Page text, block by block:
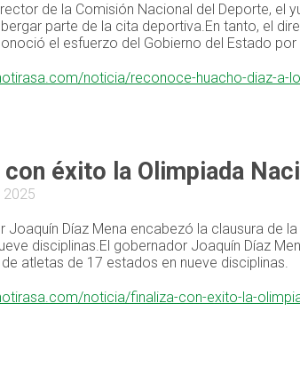
de la Comisión Nacional del Deporte,
parte de la cita deportiva.En tanto, el
el esfuerzo del Gobierno del Estado
noticia/reconoce-huacho-diaz-a-
con éxito la Olimpiada
2025
Joaquín Díaz Mena encabezó la clausura de
disciplinas.El gobernador Joaquín Díaz
atletas de 17 estados en nueve disciplinas.
noticia/finaliza-con-exito-la-